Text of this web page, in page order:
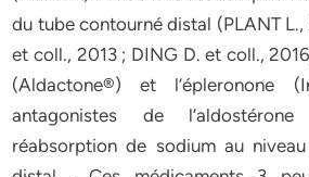
du tube contourné distal (PLANT L.,
et coll., 2013 ; DING D. et coll.,
(Aldactone®) et l’épleronone
antagonistes de
réabsorption de sodium au